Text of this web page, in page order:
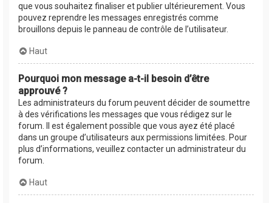
que vous souhaitez finaliser et publier ultérieurement. Vous
pouvez reprendre les messages enregistrés comme
brouillons depuis le panneau de contrôle de l’utilisateur.
Haut
Pourquoi mon message a-t-il besoin d’être
approuvé ?
Les administrateurs du forum peuvent décider de soumettre
à des vérifications les messages que vous rédigez sur le
forum. Il est également possible que vous ayez été placé
dans un groupe d’utilisateurs aux permissions limitées. Pour
plus d’informations, veuillez contacter un administrateur du
forum.
Haut